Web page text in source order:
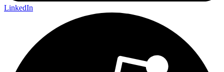
LinkedIn